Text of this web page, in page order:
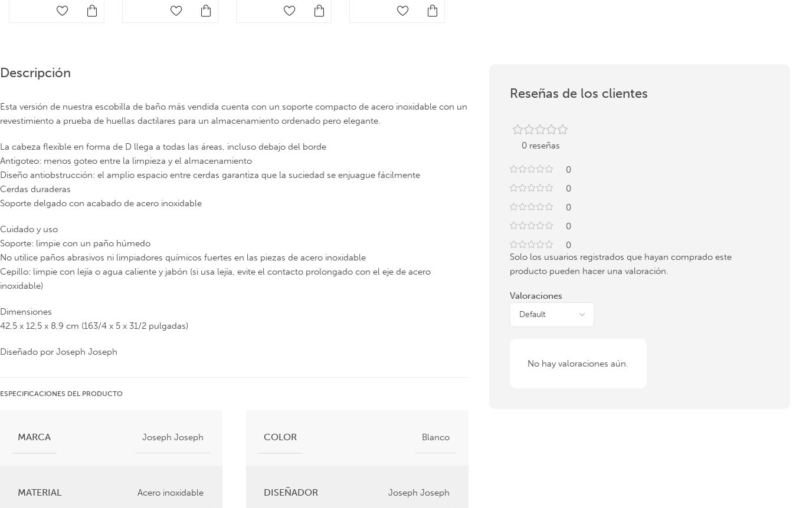
Descripción
Esta versión de nuestra escobilla de baño más vendida cuenta con un soporte compacto de acero inoxidable con un
revestimiento a prueba de huellas dactilares para un almacenamiento ordenado pero elegante.
La cabeza flexible en forma de D llega a todas las áreas, incluso debajo del borde
Antigoteo: menos goteo entre la limpieza y el almacenamiento
Diseño antiobstrucción: el amplio espacio entre cerdas garantiza que la suciedad se enjuague fácilmente
Cerdas duraderas
Soporte delgado con acabado de acero inoxidable
Cuidado y uso
Soporte: limpie con un paño húmedo
No utilice paños abrasivos ni limpiadores químicos fuertes en las piezas de acero inoxidable
Cepillo: limpie con lejía o agua caliente y jabón (si usa lejía, evite el contacto prolongado con el eje de acero
inoxidable)
Dimensiones
42,5 x 12,5 x 8,9 cm (163/4 x 5 x 31/2 pulgadas)
Diseñado por Joseph Joseph
ESPECIFICACIONES DEL PRODUCTO
MARCA Joseph Joseph COLOR Blanco
MATERIAL Acero inoxidable DISEÑADOR Joseph Joseph
Reseñas de los clientes
0 reseñas
0
0
0
0
0
Valoraciones
No hay valoraciones aún.
Solo los usuarios registrados que hayan comprado este
producto pueden hacer una valoración.